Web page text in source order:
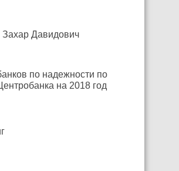
Давидович
по надежности по
на 2018 год